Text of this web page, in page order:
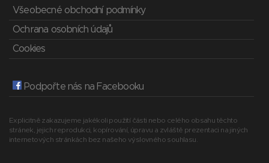
Všeobecné obchodní podmínky
Ochrana osobních údajů
Cookies
Podpořte nás na Facebooku
Explicitně zakazujeme jakékoli použití části nebo celého obsahu těchto
stránek, jejich reprodukci, kopírování, úpravu a zvláště prezentaci na jiných
internetových stránkách bez našeho výslovného souhlasu.